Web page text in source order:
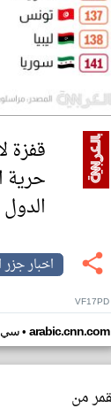
قفزة
حرية
الدول
اخبار جزر
VF17PD
سي• arabic.cnn.com
من